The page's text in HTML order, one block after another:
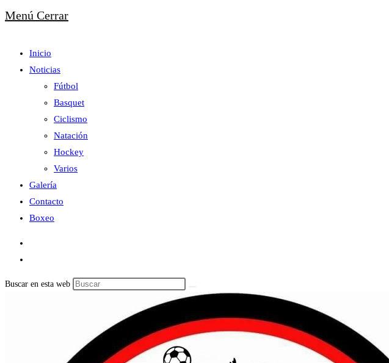
Menú Cerrar
Inicio
Noticias
Fútbol
Basquet
Ciclismo
Natación
Hockey
Varios
Galería
Contacto
Boxeo
Buscar en esta web